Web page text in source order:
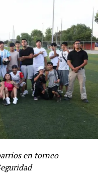
en torneo